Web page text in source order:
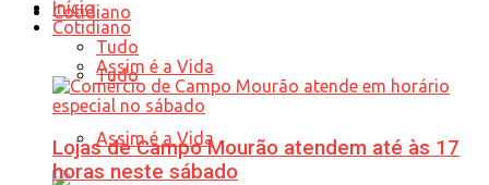
Cotidiano
Tudo
Assim é a Vida
Início
Cotidiano
Tudo
Assim é a Vida
Lojas de Campo Mourão atendem até às 17
horas neste sábado